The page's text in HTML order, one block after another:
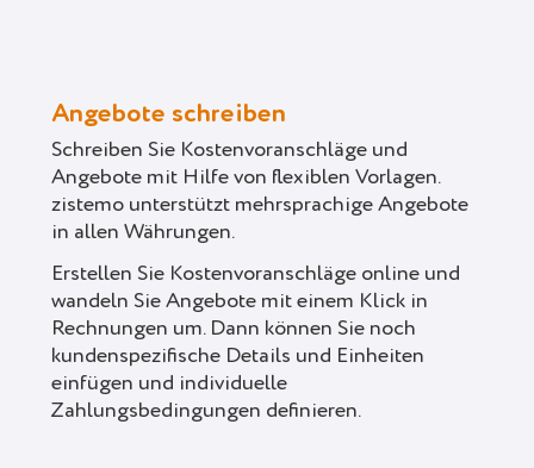
Angebote schreiben
Schreiben Sie Kostenvoranschläge und
Angebote mit Hilfe von flexiblen Vorlagen.
zistemo unterstützt mehrsprachige Angebote
in allen Währungen.
Erstellen Sie Kostenvoranschläge online und
wandeln Sie Angebote mit einem Klick in
Rechnungen um. Dann können Sie noch
kundenspezifische Details und Einheiten
einfügen und individuelle
Zahlungsbedingungen definieren.